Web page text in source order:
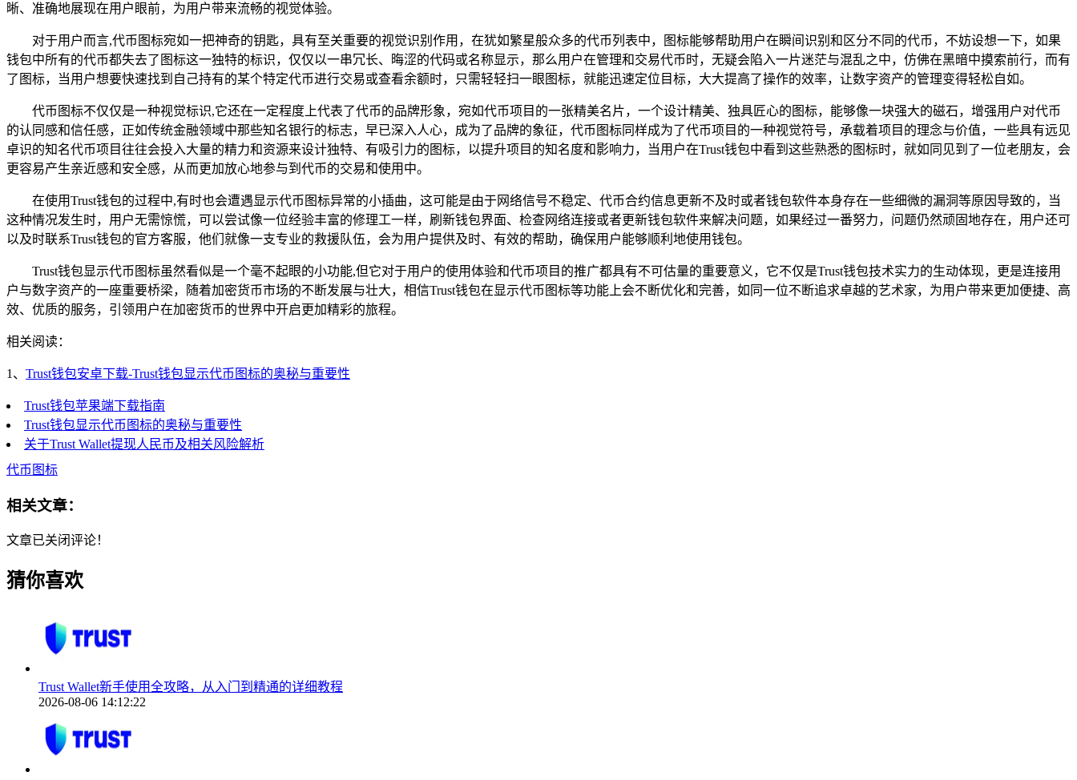
晰、准确地展现在用户眼前，为用户带来流畅的视觉体验。
对于用户而言,代币图标宛如一把神奇的钥匙，具有至关重要的视觉识别作用，在犹如繁星般众多的代币列表中，图标能够帮助用户在瞬间识别和区分不同的代币，不妨设想一下，如果
钱包中所有的代币都失去了图标这一独特的标识，仅仅以一串冗长、晦涩的代码或名称显示，那么用户在管理和交易代币时，无疑会陷入一片迷茫与混乱之中，仿佛在黑暗中摸索前行，而有
了图标，当用户想要快速找到自己持有的某个特定代币进行交易或查看余额时，只需轻轻扫一眼图标，就能迅速定位目标，大大提高了操作的效率，让数字资产的管理变得轻松自如。
代币图标不仅仅是一种视觉标识,它还在一定程度上代表了代币的品牌形象，宛如代币项目的一张精美名片，一个设计精美、独具匠心的图标，能够像一块强大的磁石，增强用户对代币
的认同感和信任感，正如传统金融领域中那些知名银行的标志，早已深入人心，成为了品牌的象征，代币图标同样成为了代币项目的一种视觉符号，承载着项目的理念与价值，一些具有远见
卓识的知名代币项目往往会投入大量的精力和资源来设计独特、有吸引力的图标，以提升项目的知名度和影响力，当用户在Trust钱包中看到这些熟悉的图标时，就如同见到了一位老朋友，会
更容易产生亲近感和安全感，从而更加放心地参与到代币的交易和使用中。
在使用Trust钱包的过程中,有时也会遭遇显示代币图标异常的小插曲，这可能是由于网络信号不稳定、代币合约信息更新不及时或者钱包软件本身存在一些细微的漏洞等原因导致的，当
这种情况发生时，用户无需惊慌，可以尝试像一位经验丰富的修理工一样，刷新钱包界面、检查网络连接或者更新钱包软件来解决问题，如果经过一番努力，问题仍然顽固地存在，用户还可
以及时联系Trust钱包的官方客服，他们就像一支专业的救援队伍，会为用户提供及时、有效的帮助，确保用户能够顺利地使用钱包。
Trust钱包显示代币图标虽然看似是一个毫不起眼的小功能,但它对于用户的使用体验和代币项目的推广都具有不可估量的重要意义，它不仅是Trust钱包技术实力的生动体现，更是连接用
户与数字资产的一座重要桥梁，随着加密货币市场的不断发展与壮大，相信Trust钱包在显示代币图标等功能上会不断优化和完善，如同一位不断追求卓越的艺术家，为用户带来更加便捷、高
效、优质的服务，引领用户在加密货币的世界中开启更加精彩的旅程。
相关阅读：
1、 Trust钱包安卓下载-Trust钱包显示代币图标的奥秘与重要性
Trust钱包苹果端下载指南
Trust钱包显示代币图标的奥秘与重要性
关于Trust Wallet提现人民币及相关风险解析
代币图标
相关文章：
文章已关闭评论！
猜你喜欢
Trust Wallet新手使用全攻略，从入门到精通的详细教程
2026-08-06 14:12:22